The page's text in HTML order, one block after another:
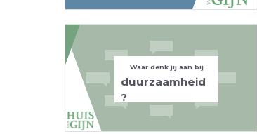
Waar denk jij aan bij
duurzaamheid
?